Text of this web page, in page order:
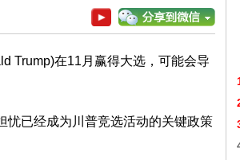
在11月赢得大选，可能会导
已经成为川普竞选活动的关键政策